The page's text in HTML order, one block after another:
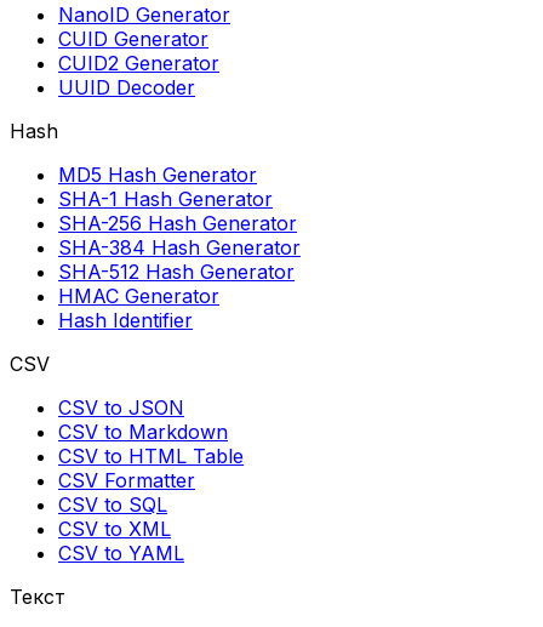
NanoID Generator
CUID Generator
CUID2 Generator
UUID Decoder
Hash
MD5 Hash Generator
SHA-1 Hash Generator
SHA-256 Hash Generator
SHA-384 Hash Generator
SHA-512 Hash Generator
HMAC Generator
Hash Identifier
CSV
CSV to JSON
CSV to Markdown
CSV to HTML Table
CSV Formatter
CSV to SQL
CSV to XML
CSV to YAML
Текст